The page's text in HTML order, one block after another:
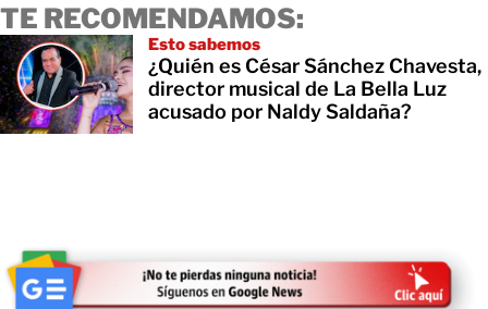
TE RECOMENDAMOS:
Esto sabemos
¿Quién es César Sánchez Chavesta,
director musical de La Bella Luz
acusado por Naldy Saldaña?